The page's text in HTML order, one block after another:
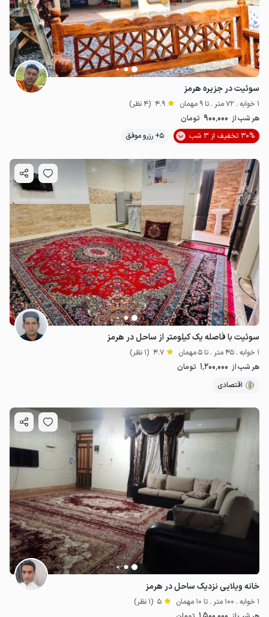
سوئیت در جزیره هرمز
1 خوابه . 72 متر . تا 9 مهمان 4.9 (4 نظر)
هر شب از 900٬000 تومان
30% تخفیف از 3 شب
5+ رزرو موفق
سوئیت با فاصله یک کیلومتر از ساحل در هرمز
1 خوابه . 45 متر . تا 5 مهمان 4.7 (1 نظر)
هر شب از 1٬200٬000 تومان
اقتصادی
خانه ویلایی نزدیک ساحل در هرمز
1 خوابه . 100 متر . تا 10 مهمان 5 (1 نظر)